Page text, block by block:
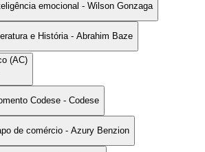
emocional - Wilson Gonzaga
e História - Abrahim Baze
(AC)
Codese - Codese
de comércio - Azury Benzion